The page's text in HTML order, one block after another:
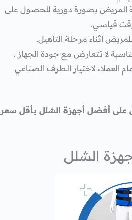
المريض بصورة دورية للحصول على
قياسي.
أثناء مرحلة التأهيل.
لا تتعارض مع جودة الجهاز .
العملاء لاختيار الطرف الصناعي
على أفضل أجهزة الشلل بأقل سعر
الشلل